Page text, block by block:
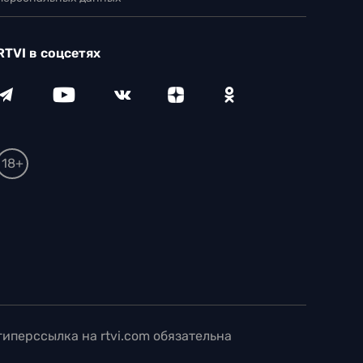
в соцсетях
18+
на rtvi.com обязательна